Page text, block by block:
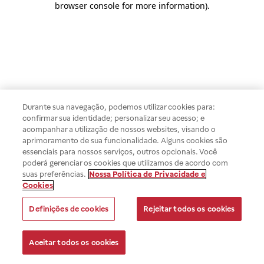
browser console for more information).
Durante sua navegação, podemos utilizar cookies para:
confirmar sua identidade; personalizar seu acesso; e
acompanhar a utilização de nossos websites, visando o
aprimoramento de sua funcionalidade. Alguns cookies são
essenciais para nossos serviços, outros opcionais. Você
poderá gerenciar os cookies que utilizamos de acordo com
suas preferências. Nossa Política de Privacidade e
Cookies
Definições de cookies Rejeitar todos os cookies
Aceitar todos os cookies